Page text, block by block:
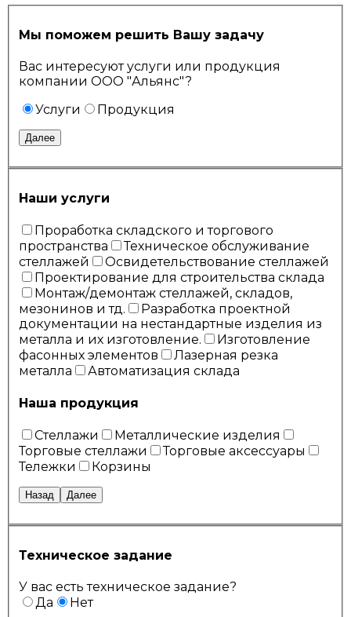
Мы поможем решить Вашу задачу
Вас интересуют услуги или продукция
компании ООО "Альянс"?
Услуги
Продукция
Далее
Наши услуги
Проработка складского и торгового
пространства
Техническое обслуживание
стеллажей
Освидетельствование стеллажей
Проектирование для строительства склада
Монтаж/демонтаж стеллажей, складов,
мезонинов и тд.
Разработка проектной
документации на нестандартные изделия из
металла и их изготовление.
Изготовление
фасонных элементов
Лазерная резка
металла
Автоматизация склада
Наша продукция
Стеллажи
Металлические изделия
Торговые стеллажи
Торговые аксессуары
Тележки
Корзины
Назад Далее
Техническое задание
У вас есть техническое задание?
Да
Нет